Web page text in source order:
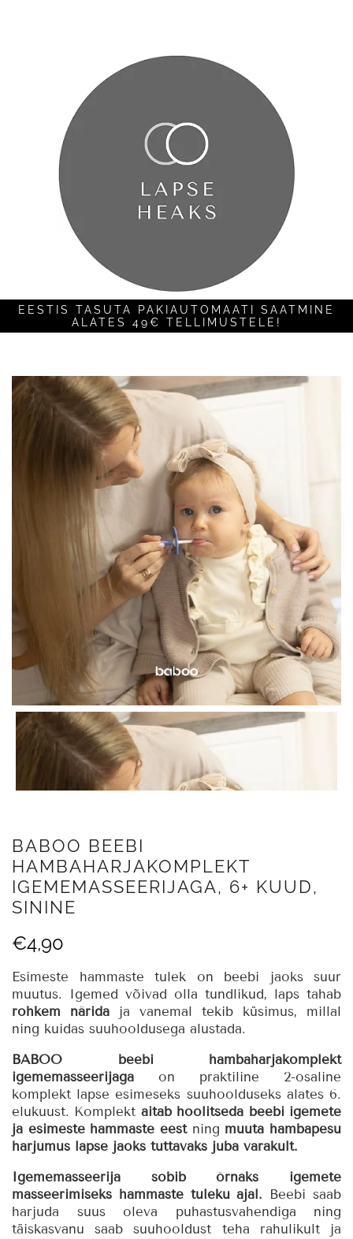
EESTIS TASUTA PAKIAUTOMAATI SAATMINE
ALATES 49€ TELLIMUSTELE!
BABOO BEEBI
HAMBAHARJAKOMPLEKT
IGEMEMASSEERIJAGA, 6+ KUUD,
SININE
€4,90
Esimeste hammaste tulek on beebi jaoks suur
muutus. Igemed võivad olla tundlikud, laps tahab
rohkem närida ja vanemal tekib küsimus, millal
ning kuidas suuhooldusega alustada.
BABOO beebi hambaharjakomplekt
igememasseerijaga on praktiline 2-osaline
komplekt lapse esimeseks suuhoolduseks alates 6.
elukuust. Komplekt aitab hoolitseda beebi igemete
ja esimeste hammaste eestning muuta hambapesu
harjumus lapse jaoks tuttavaks juba varakult.
Igememasseerija sobib õrnaks igemete
masseerimiseks hammaste tuleku ajal. Beebi saab
harjuda suus oleva puhastusvahendiga ning
täiskasvanu saab suuhooldust teha rahulikult ja